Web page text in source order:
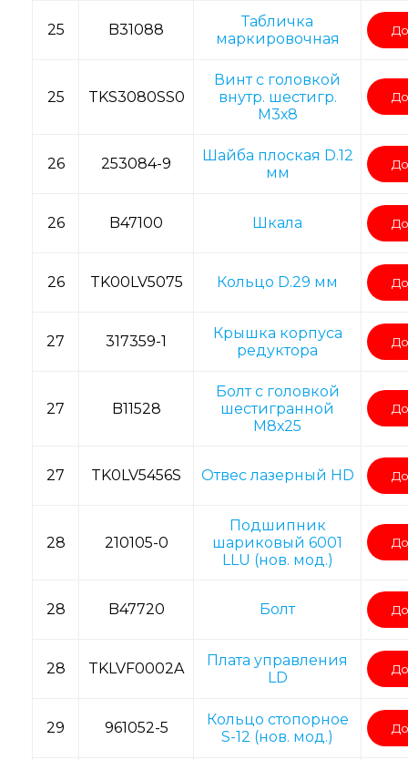
25 B31088
Табличка
маркировочная
25 TKS3080SS0
Винт с головкой
внутр. шестигр.
M3х8
26 253084-9
Шайба плоская D.12
мм
26 B47100 Шкала
26 TK00LV5075 Кольцо D.29 мм
27 317359-1
Крышка корпуса
редуктора
27 B11528
Болт с головкой
шестигранной
М8х25
27 TK0LV5456S Отвес лазерный HD
28 210105-0
Подшипник
шариковый 6001
LLU (нов. мод.)
28 B47720 Болт
28 TKLVF0002A
Плата управления
LD
29 961052-5
Кольцо стопорное
S-12 (нов. мод.)